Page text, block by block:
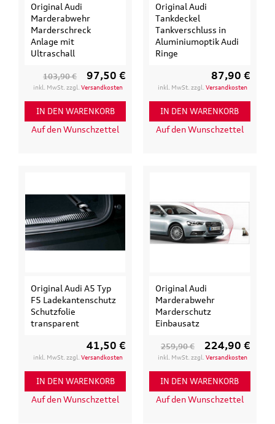
Original Audi
Marderabwehr
Marderschreck
Anlage mit
Ultraschall
103,90 € 97,50 €
inkl. MwSt. zzgl.Versandkosten
IN DEN WARENKORB
Auf den Wunschzettel
Original Audi
Tankdeckel
Tankverschluss in
Aluminiumoptik Audi
Ringe
87,90 €
inkl. MwSt. zzgl. Versandkosten
IN DEN WARENKORB
Auf den Wunschzettel
Original Audi A5 Typ
F5 Ladekantenschutz
Schutzfolie
transparent
41,50 €
inkl. MwSt. zzgl.Versandkosten
IN DEN WARENKORB
Auf den Wunschzettel
Original Audi
Marderabwehr
Marderschutz
Einbausatz
259,90 € 224,90 €
inkl. MwSt. zzgl. Versandkosten
IN DEN WARENKORB
Auf den Wunschzettel